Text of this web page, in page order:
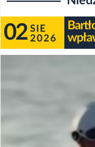
02 SIE
2026